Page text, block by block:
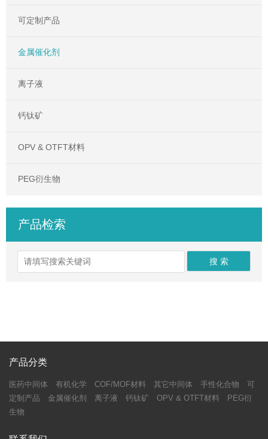
可定制产品
金属催化剂
离子液
钙钛矿
OPV & OTFT材料
PEG衍生物
产品检索
产品分类
医药中间体 有机化学 COF/MOF材料 其它中间体 手性化合物
可
定制产品
金属催化剂 离子液 钙钛矿 OPV & OTFT材料
PEG衍
生物